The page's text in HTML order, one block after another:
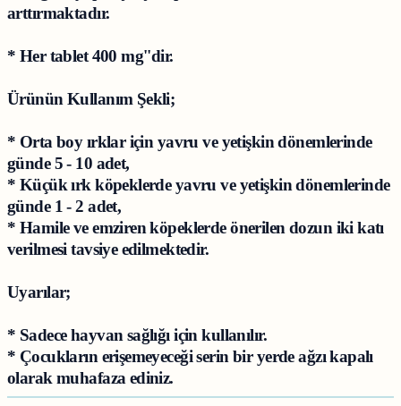
arttırmaktadır.
* Her tablet 400 mg''dir.
Ürünün Kullanım Şekli;
* Orta boy ırklar için yavru ve yetişkin dönemlerinde
günde 5 - 10 adet,
* Küçük ırk köpeklerde yavru ve yetişkin dönemlerinde
günde 1 - 2 adet,
* Hamile ve emziren köpeklerde önerilen dozun iki katı
verilmesi tavsiye edilmektedir.
Uyarılar;
* Sadece hayvan sağlığı için kullanılır.
* Çocukların erişemeyeceği serin bir yerde ağzı kapalı
olarak muhafaza ediniz.